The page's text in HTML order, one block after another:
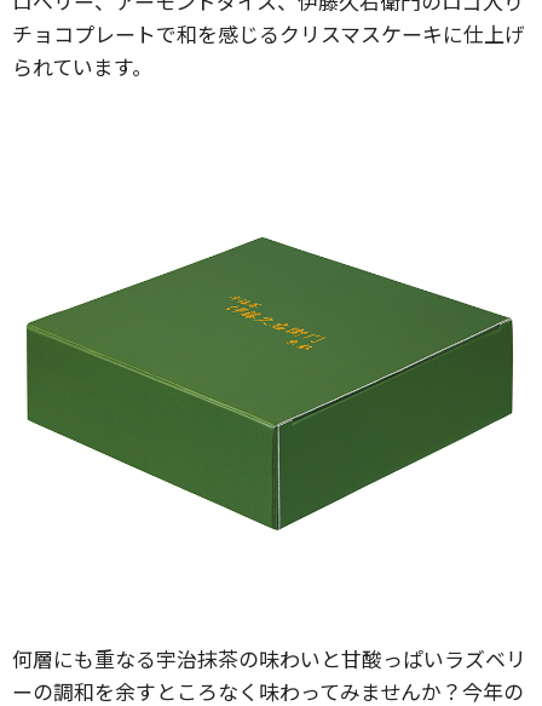
チョコプレートで和を感じるクリスマスケーキに仕上げ
られています。
何層にも重なる宇治抹茶の味わいと甘酸っぱいラズベリ
ーの調和を余すところなく味わってみませんか？今年の